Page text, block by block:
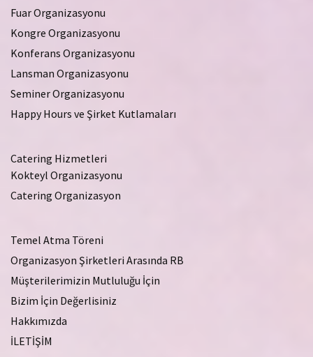
Fuar Organizasyonu
Kongre Organizasyonu
Konferans Organizasyonu
Lansman Organizasyonu
Seminer Organizasyonu
Happy Hours ve Şirket Kutlamaları
Catering Hizmetleri
Kokteyl Organizasyonu
Catering Organizasyon
Temel Atma Töreni
Organizasyon Şirketleri Arasında RB
Müşterilerimizin Mutluluğu İçin
Bizim İçin Değerlisiniz
Hakkımızda
İLETİŞİM